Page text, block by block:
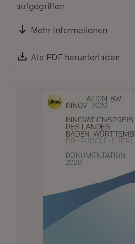
aufgegriffen.
Mehr Informationen
Download:
Als PDF herunterladen